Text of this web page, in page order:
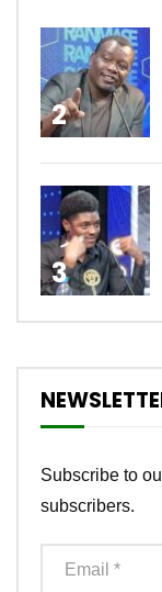
2
3
Subscribe to
subscribers.